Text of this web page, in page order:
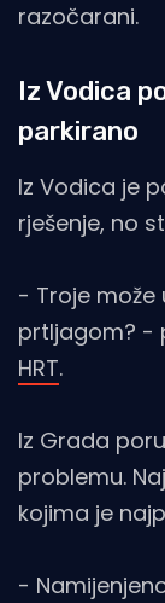
razočarani.
Iz Vodica
parkirano
Iz Vodica je
rješenje, no
- Troje može
prtljagom? -
HRT.
Iz Grada
problemu.
kojima je
-